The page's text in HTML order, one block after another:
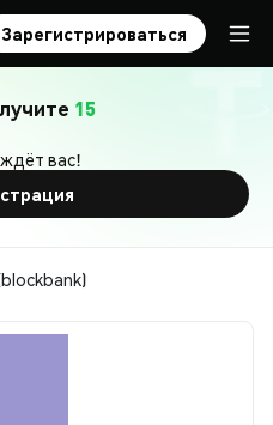
Зарегистрироваться
15
вас!